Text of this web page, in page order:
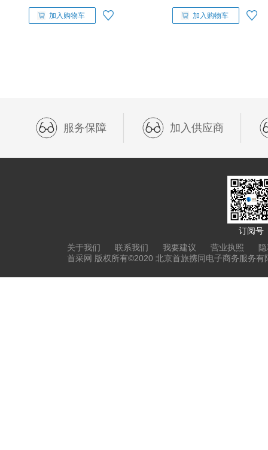
加入购物车 加入购物车
服务保障 加入供应商
订阅号
关于我们
联系我们 我要建议 营业执照
首采网 版权所有©2020 北京首旅携同电子商务服务有